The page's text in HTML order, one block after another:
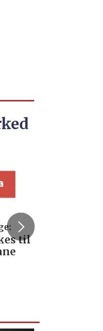
til